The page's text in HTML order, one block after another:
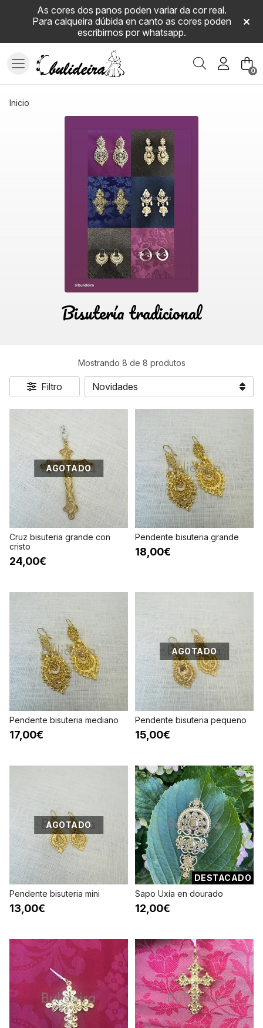
As cores dos panos poden variar da cor real.
Para calqueira dúbida en canto as cores poden
escribirnos por whatsapp.
Buscar 0
inicio
Bisutería tradicional
Mostrando 8 de 8 produtos
Filtro
AGOTADO
Cruz bisuteria grande con
cristo
24,00€
Pendente bisuteria grande
18,00€
Pendente bisuteria mediano
17,00€
AGOTADO
Pendente bisuteria pequeno
15,00€
AGOTADO
Pendente bisuteria mini
13,00€
DESTACADO
Sapo Uxía en dourado
12,00€